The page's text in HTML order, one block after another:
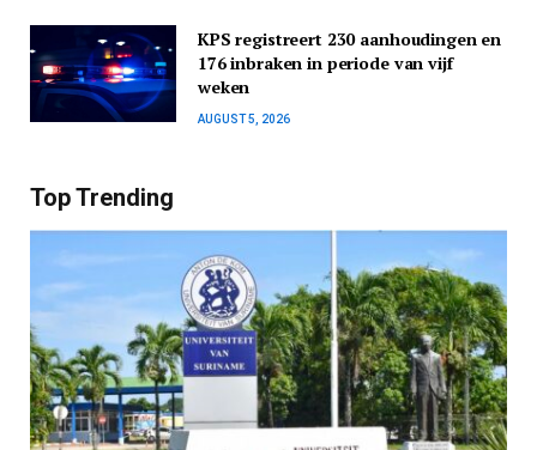
KPS registreert 230 aanhoudingen en
176 inbraken in periode van vijf
weken
AUGUST 5, 2026
Top Trending